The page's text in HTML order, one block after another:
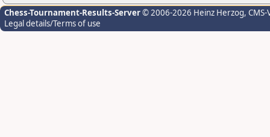
Chess-Tournament-Results-Server© 2006-2026 Heinz Herzog,
Legal details/Terms of use